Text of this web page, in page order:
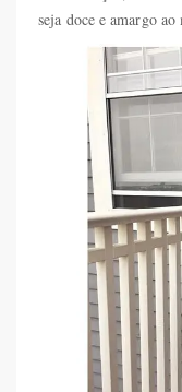
seja doce e amargo ao